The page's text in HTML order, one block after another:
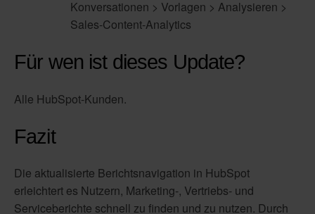
Konversationen > Vorlagen > Analysieren >
Sales-Content-Analytics
Für wen ist dieses Update?
Alle HubSpot-Kunden.
Fazit
Die aktualisierte Berichtsnavigation in HubSpot
erleichtert es Nutzern, Marketing-, Vertriebs- und
Serviceberichte schnell zu finden und zu nutzen. Durch